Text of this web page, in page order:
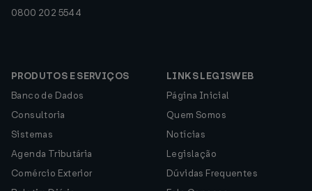
0800 202 5544
PRODUTOS E SERVIÇOS
Banco de Dados
Consultoria
Sistemas
Agenda Tributária
Comércio Exterior
LINKS LEGISWEB
Página Inicial
Quem Somos
Notícias
Legislação
Dúvidas Frequentes